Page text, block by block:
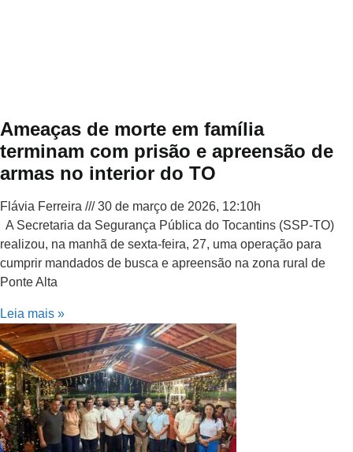
Ameaças de morte em família
terminam com prisão e apreensão de
armas no interior do TO
Flávia Ferreira
30 de março de 2026, 12:10h
A Secretaria da Segurança Pública do Tocantins (SSP-TO)
realizou, na manhã de sexta-feira, 27, uma operação para
cumprir mandados de busca e apreensão na zona rural de
Ponte Alta
Leia mais »